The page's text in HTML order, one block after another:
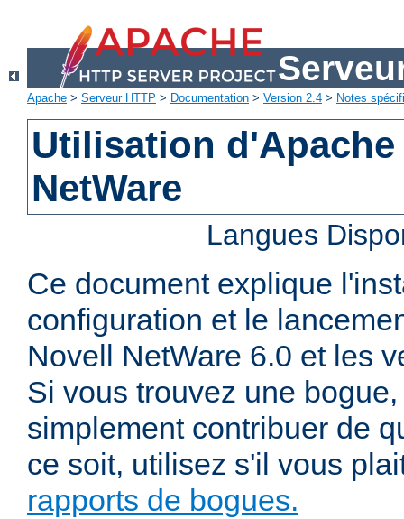
Apache > Serveur HTTP > Documentation > Version 2.4 > Notes
Utilisation
NetWare
Langues
Ce document explique
configuration et le
Novell NetWare 6.0 et les
Si vous trouvez une
simplement contribuer de
ce soit, utilisez s'il vous
rapports de bogues.